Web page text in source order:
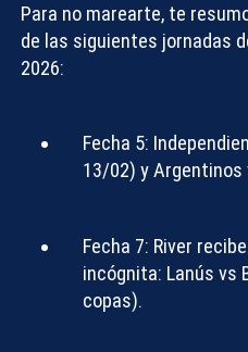
Para no marearte, te
de las siguientes jornadas
2026:
Fecha 5:
13/02) y Argentinos
Fecha 7: River
incógnita: Lanús vs
copas).